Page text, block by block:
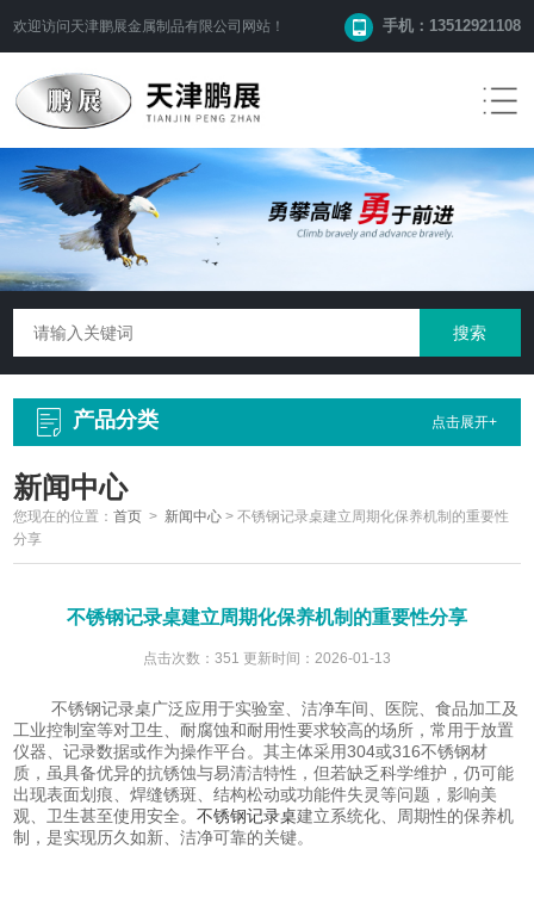
欢迎访问 天津鹏展金属制品有限公司 网站！ 手机：13512921108
产品分类 点击展开+
新闻中心
您现在的位置：首页 > 新闻中心 >不锈钢记录桌建立周期化保养机制的重要性
分享
不锈钢记录桌建立周期化保养机制的重要性分享
点击次数：351 更新时间：2026-01-13
不锈钢记录桌广泛应用于实验室、洁净车间、医院、食品加工及
工业控制室等对卫生、耐腐蚀和耐用性要求较高的场所，常用于放置
仪器、记录数据或作为操作平台。其主体采用304或316不锈钢材
质，虽具备优异的抗锈蚀与易清洁特性，但若缺乏科学维护，仍可能
出现表面划痕、焊缝锈斑、结构松动或功能件失灵等问题，影响美
观、卫生甚至使用安全。不锈钢记录桌建立系统化、周期性的保养机
制，是实现历久如新、洁净可靠的关键。